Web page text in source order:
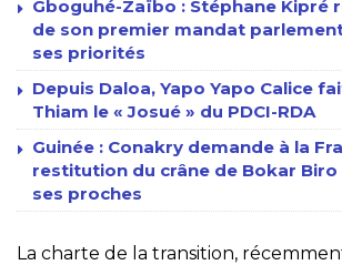
Gboguhé-Zaïbo : Stéphane Kipré
de son premier mandat
ses priorités
Depuis Daloa, Yapo Yapo Calice
Thiam le « Josué » du PDCI-RDA
Guinée : Conakry demande à la
restitution du crâne de Bokar
ses proches
La charte de la transition,